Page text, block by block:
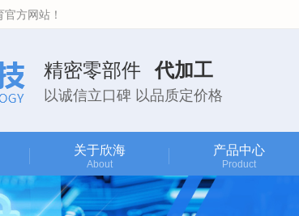
方网站！
精密零部件 代加工
以诚信立口碑 以品质定价格
关于欣海
About
产品中心
Product